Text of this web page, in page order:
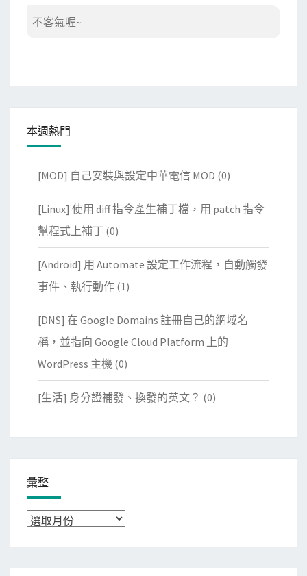
不客氣喔~
本週熱門
[MOD] 自己安裝與設定中華電信 MOD (0)
[Linux] 使用 diff 指令產生補丁檔，用 patch 指令
幫程式上補丁 (0)
[Android] 用 Automate 設定工作流程，自動觸發
事件、執行動作 (1)
[DNS] 在 Google Domains 註冊自己的網域名
稱，並指向 Google Cloud Platform 上的
WordPress 主機 (0)
[生活] 身分證補發、換發的英文？ (0)
彙整
彙